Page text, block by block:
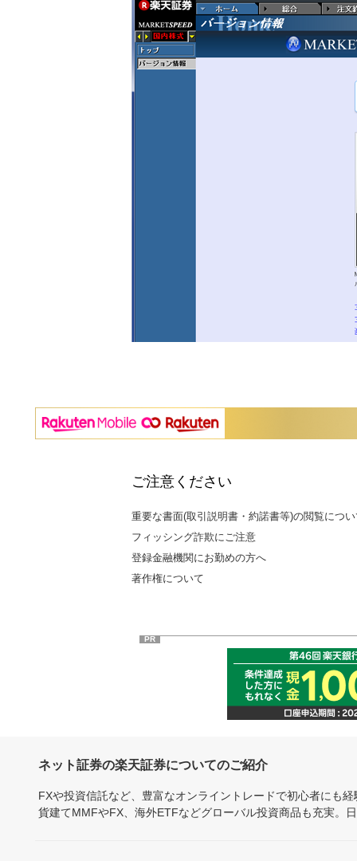
ご注意ください
重要な書面(取引説明書・約諾書等)の閲覧につ
フィッシング詐欺にご注意
登録金融機関にお勤めの方へ
著作権について
PR
ネット証券の楽天証券についてのご紹介
FXや投資信託など、豊富なオンライントレードで初心者にも
貨建てMMFやFX、海外ETFなどグローバル投資商品も充実。